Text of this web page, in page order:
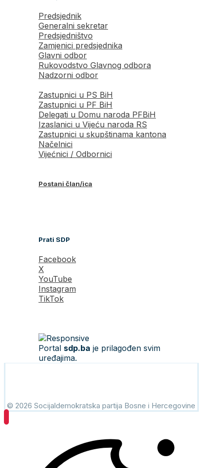
Predsjednik
Generalni sekretar
Predsjedništvo
Zamjenici predsjednika
Glavni odbor
Rukovodstvo Glavnog odbora
Nadzorni odbor
Zastupnici u PS BiH
Zastupnici u PF BiH
Delegati u Domu naroda PFBiH
Izaslanici u Vijeću naroda RS
Zastupnici u skupštinama kantona
Načelnici
Vijećnici / Odbornici
Postani član/ica
Prati SDP
Facebook
X
YouTube
Instagram
TikTok
Portal sdp.ba je prilagođen svim
uređajima.
© 2026 Socijaldemokratska partija Bosne i Hercegovine